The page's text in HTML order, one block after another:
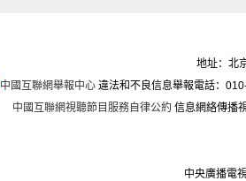
地址：北
中國互聯網舉報中心違法和不良信息舉報電話：
中國互聯網視聽節目服務自律公約 信息網絡傳播
中央廣播電